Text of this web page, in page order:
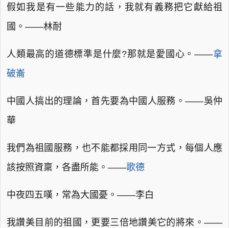
假如我是有一些能力的話，我就有義務把它獻給祖
國。——林耐
人類最高的道德標準是什麼?那就是愛國心。——拿
破崙
中國人搞出的理論，首先要為中國人服務。——吳仲
華
我們為祖國服務，也不能都採用同一方式，每個人應
該按照資稟，各盡所能。——歌德
中夜四五嘆，常為大國憂。——李白
我讚美目前的祖國，更要三倍地讚美它的將來。——